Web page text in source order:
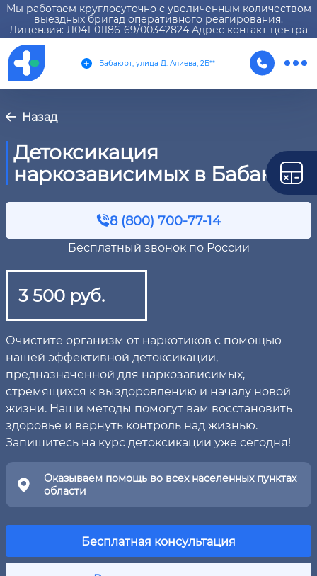
Мы работаем круглосуточно с увеличенным количеством
выездных бригад оперативного реагирования.
Лицензия: Л041-01186-69/00342824 Адрес контакт-центра
Бабаюрт, улица Д. Алиева, 2Б**
Назад
Детоксикация
наркозависимых в Бабаюрте
8 (800) 700-77-14
Бесплатный звонок по России
3 500 руб.
Очистите организм от наркотиков с помощью
нашей эффективной детоксикации,
предназначенной для наркозависимых,
стремящихся к выздоровлению и началу новой
жизни. Наши методы помогут вам восстановить
здоровье и вернуть контроль над жизнью.
Запишитесь на курс детоксикации уже сегодня!
Оказываем помощь во всех населенных пунктах
области
Бесплатная консультация